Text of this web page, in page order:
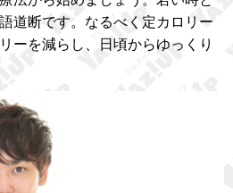
道断です。なるべく定カロリー
ーを減らし、日頃からゆっくり